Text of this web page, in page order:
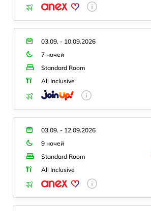
03.09. - 10.09.2026
7 ночей
Standard Room
All Inclusive
03.09. - 12.09.2026
9 ночей
Standard Room
All Inclusive